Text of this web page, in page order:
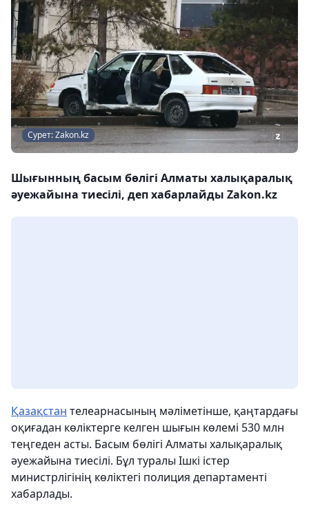
Сурет: Zakon.kz
Шығынның басым бөлігі Алматы халықаралық
әуежайына тиесілі, деп хабарлайды Zakon.kz
Қазақстан телеарнасының мәліметінше, қаңтардағы
оқиғадан көліктерге келген шығын көлемі 530 млн
теңгеден асты. Басым бөлігі Алматы халықаралық
әуежайына тиесілі. Бұл туралы Ішкі істер
министрлігінің көліктегі полиция департаменті
хабарлады.